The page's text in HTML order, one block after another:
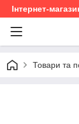
Інтернет-
Товари та